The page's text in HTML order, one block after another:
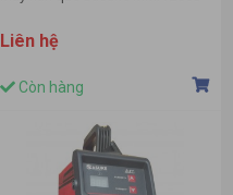
Liên hệ
Còn hàng